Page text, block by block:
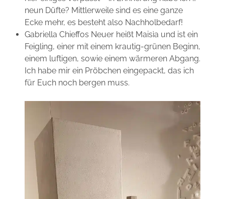
neun Düfte? Mittlerweile sind es eine ganze
Ecke mehr, es besteht also Nachholbedarf!
Gabriella Chieffos Neuer heißt Maisìa und ist ein
Feigling, einer mit einem krautig-grünen Beginn,
einem luftigen, sowie einem wärmeren Abgang.
Ich habe mir ein Pröbchen eingepackt, das ich
für Euch noch bergen muss.